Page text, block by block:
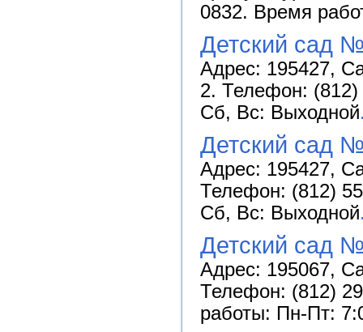
0832. Время
Детский сад
Адрес: 195427,
2. Телефон:
Сб, Вс: Выходной
Детский сад
Адрес: 195427,
Телефон: (812)
Сб, Вс: Выходной
Детский сад
Адрес: 195067,
Телефон: (812)
работы: Пн-Пт: